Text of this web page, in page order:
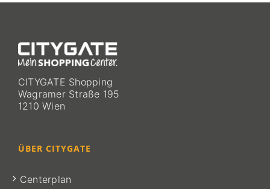
CITYGATE Shopping
Wagramer Straße 195
1210 Wien
ÜBER CITYGATE
Centerplan